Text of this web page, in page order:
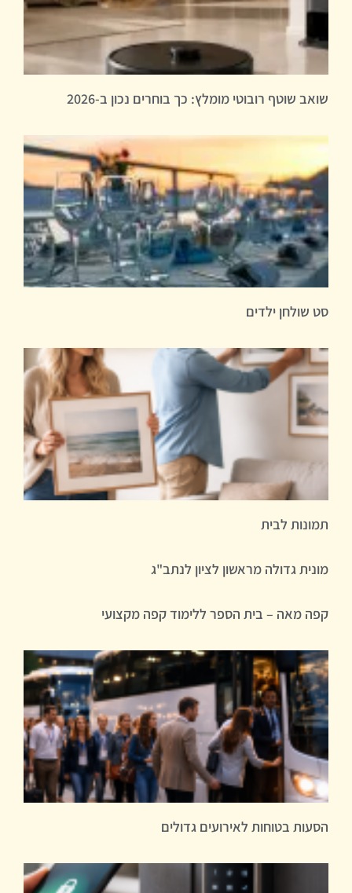
שואב שוטף רובוטי מומלץ: כך בוחרים נכון ב-2026
סט שולחן ילדים
תמונות לבית
מונית גדולה מראשון לציון לנתב"ג
קפה מאה – בית הספר ללימוד קפה מקצועי
הסעות בטוחות לאירועים גדולים